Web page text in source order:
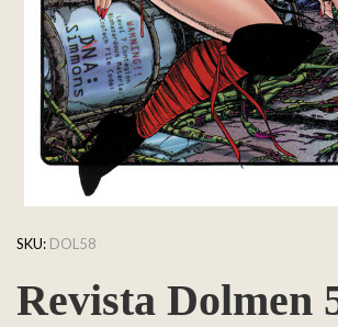
SKU: DOL58
Revista Dolmen